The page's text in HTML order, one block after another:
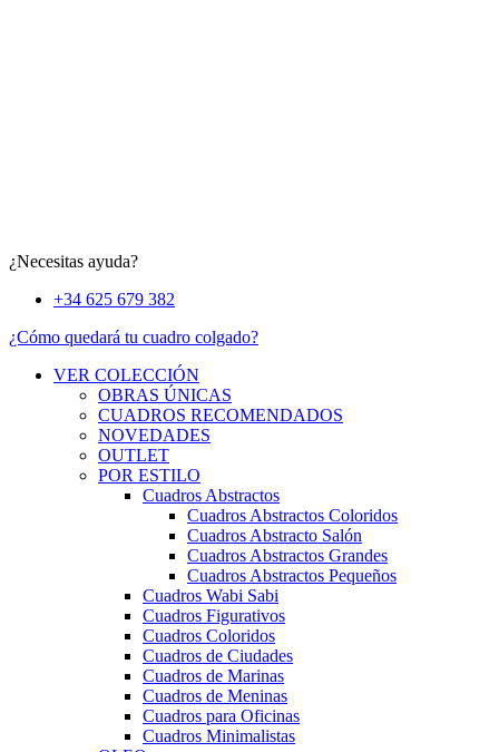
¿Necesitas ayuda?
+34 625 679 382
¿Cómo quedará tu cuadro colgado?
VER COLECCIÓN
OBRAS ÚNICAS
CUADROS RECOMENDADOS
NOVEDADES
OUTLET
POR ESTILO
Cuadros Abstractos
Cuadros Abstractos Coloridos
Cuadros Abstracto Salón
Cuadros Abstractos Grandes
Cuadros Abstractos Pequeños
Cuadros Wabi Sabi
Cuadros Figurativos
Cuadros Coloridos
Cuadros de Ciudades
Cuadros de Marinas
Cuadros de Meninas
Cuadros para Oficinas
Cuadros Minimalistas